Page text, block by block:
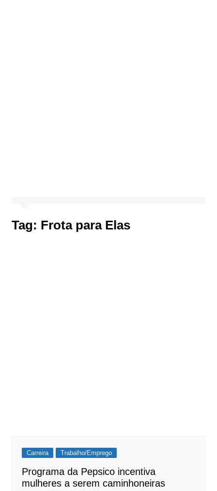
Tag: Frota para Elas
Carreira Trabalho/Emprego
Programa da Pepsico incentiva
mulheres a serem caminhoneiras